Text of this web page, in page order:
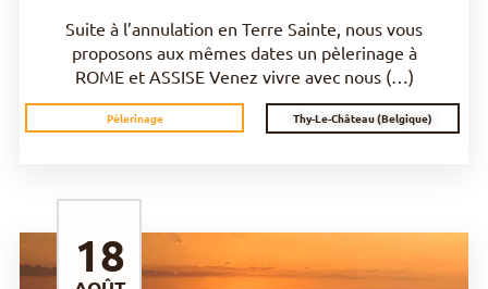
Suite à l’annulation en Terre Sainte, nous vous
proposons aux mêmes dates un pèlerinage à
ROME et ASSISE Venez vivre avec nous (…)
Pèlerinage Thy-Le-Château (Belgique)
18